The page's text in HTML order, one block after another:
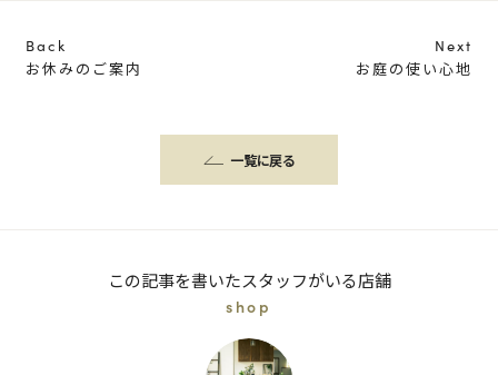
Back
お休みのご案内
一覧に戻る
Next
お庭の使い心地
この記事を書いたスタッフがいる店舗
shop